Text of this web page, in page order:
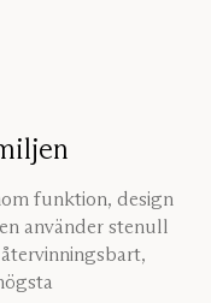
funktion, design
använder stenull